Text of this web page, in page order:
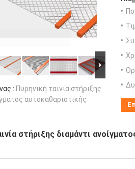
: Πυρηνική ταινία στήριξης
αυτοκαθαριστικής
στήριξης διαμάντι